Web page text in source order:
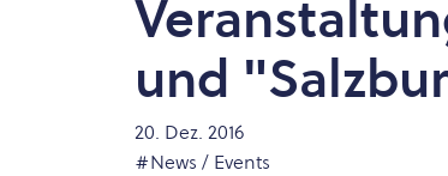
und
20. Dez. 2016
#News / Events